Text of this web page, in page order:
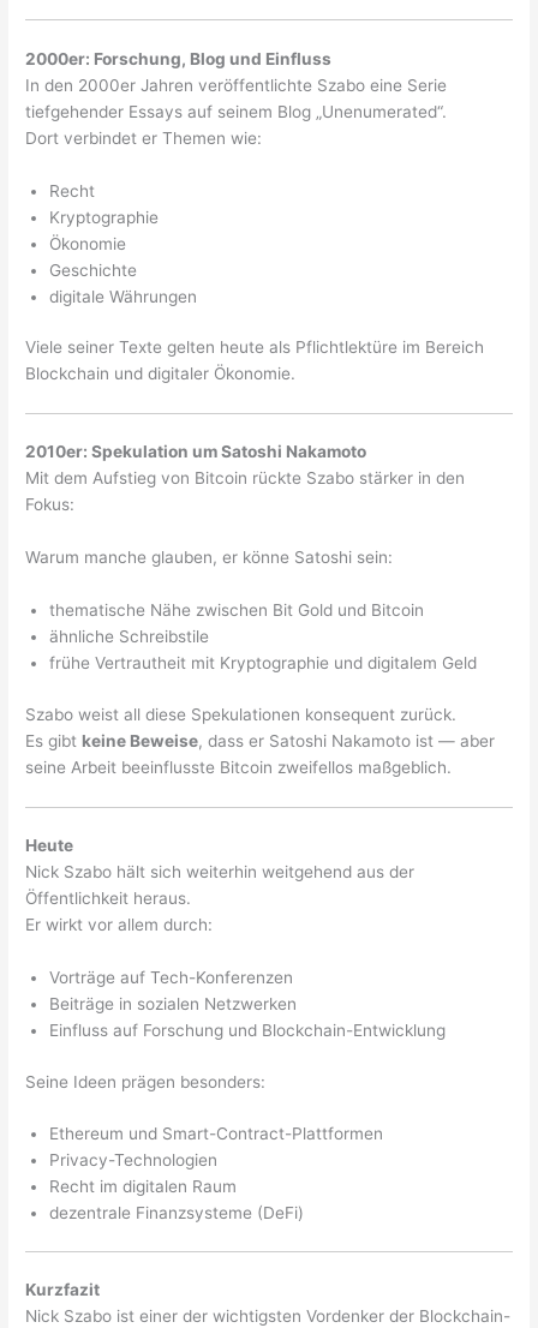
2000er: Forschung, Blog und Einfluss
In den 2000er Jahren veröffentlichte Szabo eine Serie
tiefgehender Essays auf seinem Blog „Unenumerated“.
Dort verbindet er Themen wie:
Recht
Kryptographie
Ökonomie
Geschichte
digitale Währungen
Viele seiner Texte gelten heute als Pflichtlektüre im Bereich
Blockchain und digitaler Ökonomie.
2010er: Spekulation um Satoshi Nakamoto
Mit dem Aufstieg von Bitcoin rückte Szabo stärker in den
Fokus:
Warum manche glauben, er könne Satoshi sein:
thematische Nähe zwischen Bit Gold und Bitcoin
ähnliche Schreibstile
frühe Vertrautheit mit Kryptographie und digitalem Geld
Szabo weist all diese Spekulationen konsequent zurück.
Es gibt keine Beweise, dass er Satoshi Nakamoto ist — aber
seine Arbeit beeinflusste Bitcoin zweifellos maßgeblich.
Heute
Nick Szabo hält sich weiterhin weitgehend aus der
Öffentlichkeit heraus.
Er wirkt vor allem durch:
Vorträge auf Tech-Konferenzen
Beiträge in sozialen Netzwerken
Einfluss auf Forschung und Blockchain-Entwicklung
Seine Ideen prägen besonders:
Ethereum und Smart-Contract-Plattformen
Privacy-Technologien
Recht im digitalen Raum
dezentrale Finanzsysteme (DeFi)
Kurzfazit
Nick Szabo ist einer der wichtigsten Vordenker der Blockchain-